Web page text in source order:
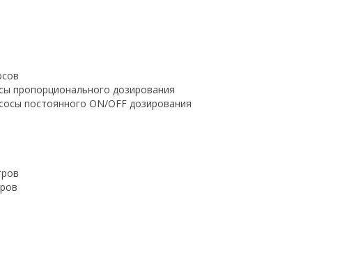
пропорционального дозирования
постоянного ON/OFF дозирования